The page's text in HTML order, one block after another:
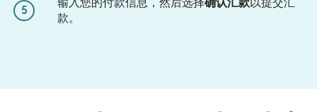
5
输入您的付款信息，然后选择确认汇款以提交汇
款。